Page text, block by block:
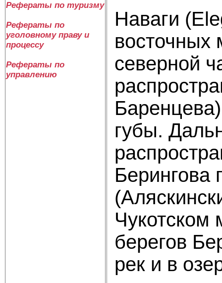
Рефераты по туризму
Рефераты по
уголовному праву и
процессу
Рефераты по
управлению
Наваги
восточных
северной
губы.
Берингова
Чукотском
берегов
рек и в